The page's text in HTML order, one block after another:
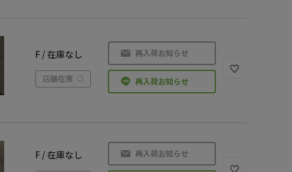
F / 在庫なし
店舗在庫
再入荷お知らせ
再入荷お知らせ
F / 在庫なし 再入荷お知らせ